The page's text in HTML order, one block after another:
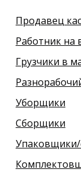
Сборщики
Уборщики
Грузчики в
Работник на
Продавец